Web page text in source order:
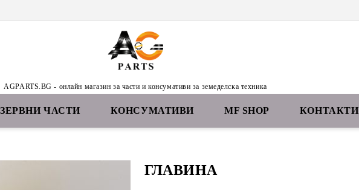
AGPARTS.BG - онлайн магазин за части и консумативи за земеделска техника
ЧАСТИ КОНСУМАТИВИ MF SHOP КОНТАКТИ
ГЛАВИНА